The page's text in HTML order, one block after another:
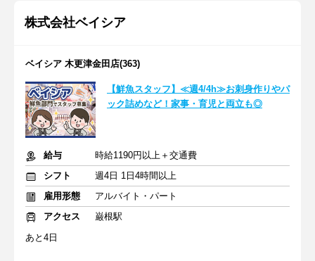
株式会社ベイシア
ベイシア 木更津金田店(363)
【鮮魚スタッフ】≪週4/4h≫お刺身作りやパ
ック詰めなど！家事・育児と両立も◎
給与
時給1190円以上＋交通費
シフト
週4日 1日4時間以上
雇用形態
アルバイト・パート
アクセス
巌根駅
あと4日